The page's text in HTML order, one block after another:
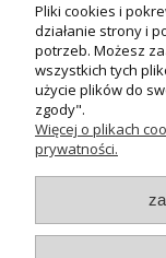
Godziny otwarcia:
pn-pt 9:00-17:00
+48 530 230 483
psokoty@psokoty.pl
Pliki cookies i
działanie strony i
potrzeb. Możesz
wszystkich tych
użycie plików do
zgody".
Więcej o plikach
prywatności.